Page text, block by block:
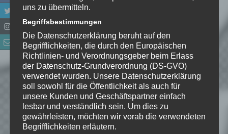
*Ich habe die
Datenschutzerklärung
Kenntnis genommen. Ich stimme
zu, dass meine Angaben dauerhaft
gespeichert werden.
Benachrichtige mich über
nachfolgende Kommentare via E-
Mail.
uns zu übermitteln.
Begriffsbestimmungen
Die Datenschutzerklärung beruht auf den
Begrifflichkeiten, die durch den Europäischen
Richtlinien- und Verordnungsgeber beim Erlass
der Datenschutz-Grundverordnung (DS-GVO)
verwendet wurden. Unsere Datenschutzerklärung
soll sowohl für die Öffentlichkeit als auch für
unsere Kunden und Geschäftspartner einfach
lesbar und verständlich sein. Um dies zu
gewährleisten, möchten wir vorab die verwendeten
Begrifflichkeiten erläutern.